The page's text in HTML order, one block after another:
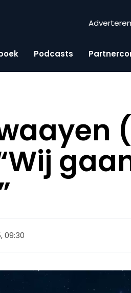
Adverteren
Podcasts
09:30